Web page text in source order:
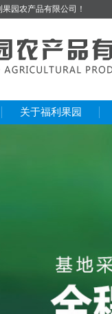
园农产品有限公司！
关于福利果园